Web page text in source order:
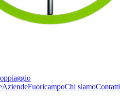
AziendeFuoricampoChi siamoContatti